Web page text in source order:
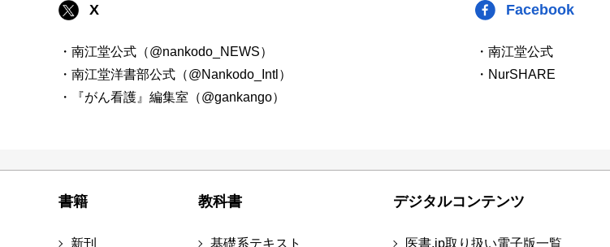
X
・南江堂公式（@nankodo_NEWS）
・南江堂洋書部公式（@Nankodo_Intl）
・『がん看護』編集室（@gankango）
Facebook
・南江堂公式
・NurSHARE
書籍
新刊
教科書
基礎系テキスト
デジタルコンテンツ
医書.jp取り扱い電子版一覧